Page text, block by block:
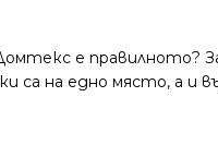
е правилното?
са на едно място, а